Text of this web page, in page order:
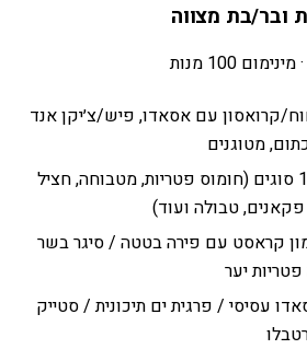
ובר/בת מצווה
100 מנות
קרואסון עם אסאדו, פיש/צ׳יקן אנד
מטוגנים
מנה ראשונה: 11 סוגים (חומוס פטריות, מטבוחה, חציל
טבולה ועוד)
קראסט עם פירה בטטה / סיגר בשר
יער
עסיסי / פרגית ים תיכונית / סטייק